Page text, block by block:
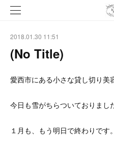
2018.01.30 11:51
(No Title)
愛西市にある小さな貸し切り美
今日も雪がちらついておりまし
１月も、もう明日で終わりです。